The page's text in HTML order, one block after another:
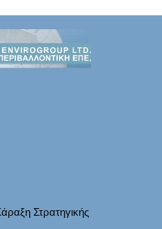
Στρατηγικής